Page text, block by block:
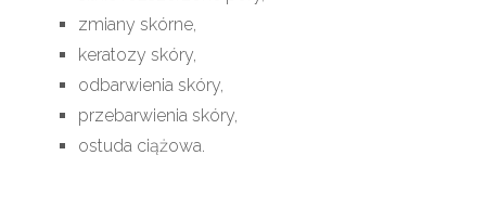
zmiany skórne,
keratozy skóry,
odbarwienia skóry,
przebarwienia skóry,
ostuda ciążowa.